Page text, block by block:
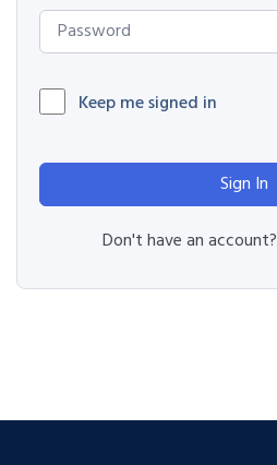
Keep me signed in
Sign In
Don't have an account?